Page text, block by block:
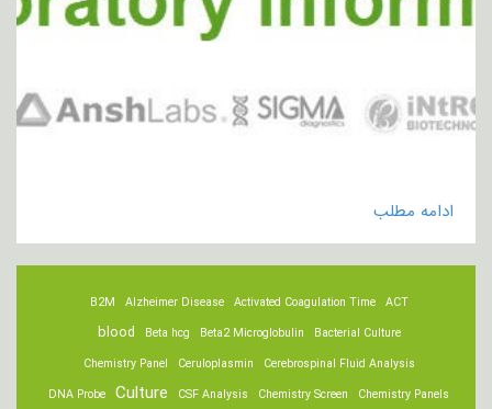
ادامه مطلب
ACT
Activated Coagulation Time
Alzheimer Disease
B2M
Bacterial Culture
Beta2 Microglobulin
Beta hcg
blood
Cerebrospinal Fluid Analysis
Ceruloplasmin
Chemistry Panel
Chemistry Panels
Chemistry Screen
CSF Analysis
Culture
DNA Probe